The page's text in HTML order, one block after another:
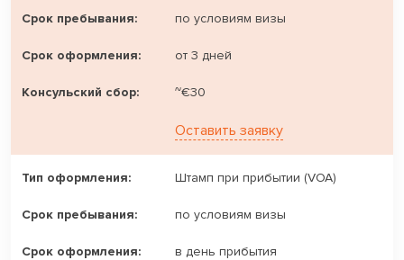
по условиям визы
от 3 дней
~€30
Оставить заявку
Штамп при прибытии (VOA)
по условиям визы
в день прибытия